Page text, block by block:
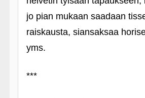
jo pian mukaan saadaan
raiskausta, siansaksaa
yms.
***